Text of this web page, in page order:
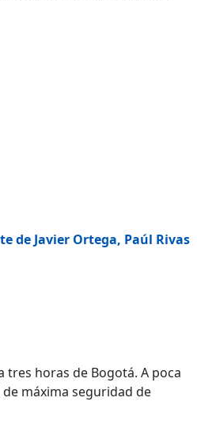
de Javier Ortega, Paúl Rivas
tres horas de Bogotá. A poca
máxima seguridad de